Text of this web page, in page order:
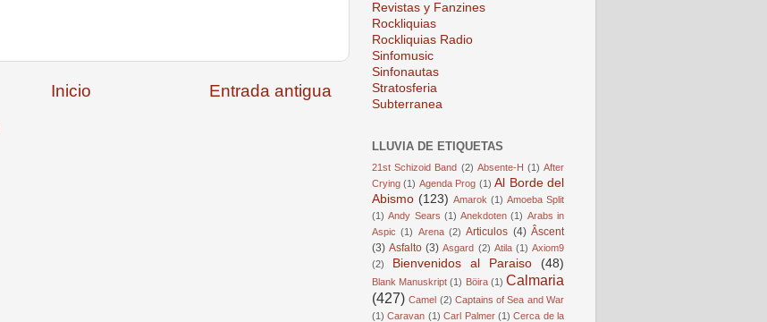
Entrada antigua
Inicio
Revistas y Fanzines
Rockliquias
Rockliquias Radio
Sinfomusic
Sinfonautas
Stratosferia
Subterranea
LLUVIA DE ETIQUETAS
21st Schizoid Band (2) Absente-H (1) After
Crying (1) Agenda Prog (1) Al Borde del
Abismo (123) Amarok (1) Amoeba Split
(1) Andy Sears (1) Anekdoten (1) Arabs in
Aspic (1) Arena (2) Articulos (4) Âscent
(3) Asfalto (3) Asgard (2) Atila (1) Axiom9
(2)
Bienvenidos al Paraiso (48)
Blank Manuskript (1) Böira (1) Calmaria
(427) Camel (2) Captains of Sea and War
(1) Caravan (1) Carl Palmer (1) Cerca de la